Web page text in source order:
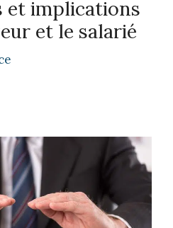
et implications
et le salarié​